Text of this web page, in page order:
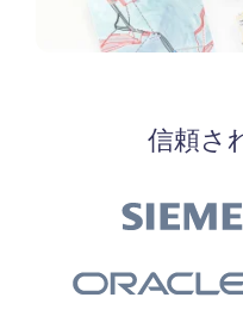
信頼さ